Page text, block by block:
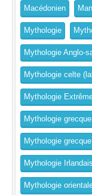
Macédonien
Mythologie
Mythologie Anglo-
Mythologie celte
Mythologie
Mythologie grecque
Mythologie
Mythologie
Mythologie